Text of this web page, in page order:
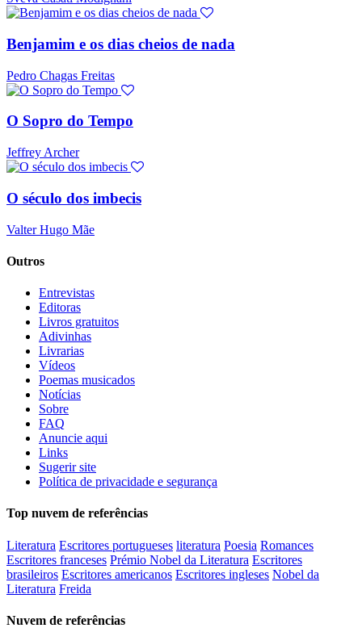
Benjamim e os dias cheios de nada
Pedro Chagas Freitas
O Sopro do Tempo
Jeffrey Archer
O século dos imbecis
Valter Hugo Mãe
Outros
Entrevistas
Editoras
Livros gratuitos
Adivinhas
Livrarias
Vídeos
Poemas musicados
Notícias
Sobre
FAQ
Anuncie aqui
Links
Sugerir site
Política de privacidade e segurança
Top nuvem de referências
Literatura Escritores portugueses literatura Poesia Romances
Escritores franceses Prémio Nobel da Literatura Escritores
brasileiros Escritores americanos Escritores ingleses Nobel da
Literatura Freida
Nuvem de referências